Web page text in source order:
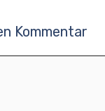
Kommentar